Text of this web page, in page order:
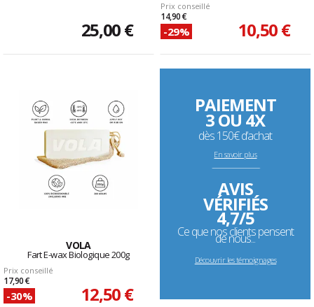
25,00 €
Prix conseillé
14,90 €
-29% 10,50 €
VOLA
Fart E-wax Biologique 200g
Prix conseillé
17,90 €
-30% 12,50 €
PAIEMENT
3 OU 4X
dès 150€ d’achat
En savoir plus
--------------------------------------------------------------------
AVIS
VÉRIFIÉS
4,7/5
Ce que nos clients pensent
de nous...
Découvrir les témoignages